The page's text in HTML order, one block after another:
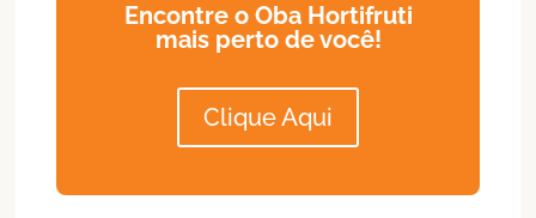
Encontre o Oba Hortifruti
mais perto de você!
Clique Aqui